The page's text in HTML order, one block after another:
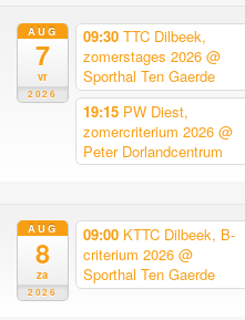
AUG
7
vr
2026
09:30 TTC Dilbeek,
zomerstages 2026 @
Sporthal Ten Gaerde
19:15 PW Diest,
zomercriterium 2026 @
Peter Dorlandcentrum
AUG
8
za
2026
09:00 KTTC Dilbeek, B-
criterium 2026 @
Sporthal Ten Gaerde